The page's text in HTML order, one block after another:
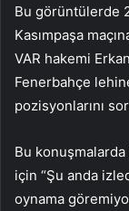
Bu görüntülerde
Kasımpaşa
VAR hakemi
Fenerbahçe
pozisyonlarını
Bu
için “Şu anda
oynama